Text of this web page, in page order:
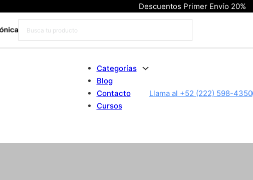
Descuentos Primer Envío 20%
Categorías
Blog
Contacto
Cursos
Llama al +52 (222) 598-4350